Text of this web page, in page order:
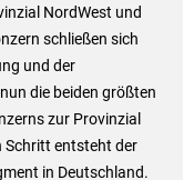
NordWest und
schließen sich
und der
die beiden größten
zur Provinzial
Schritt entsteht der
in Deutschland.